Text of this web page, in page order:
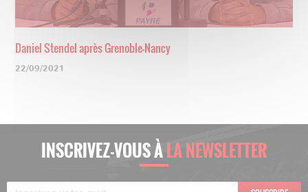
Daniel Stendel après Grenoble-Nancy
22/09/2021
INSCRIVEZ-VOUS ÀLA NEWSLETTER